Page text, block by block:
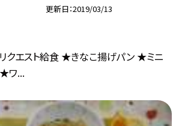
更新日 2019/03/13
クエスト給食 ★きなこ揚げパン ★ミニ
★ワ...